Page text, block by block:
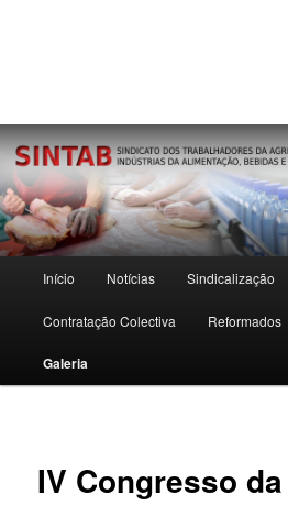
principal
Início Notícias Sindicalização
Contratação Colectiva Reformados
Galeria
IV Congresso da